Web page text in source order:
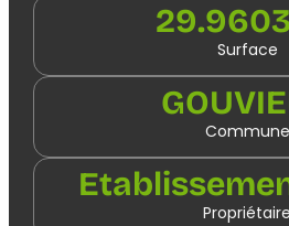
Surface
Commune
Propriétaire